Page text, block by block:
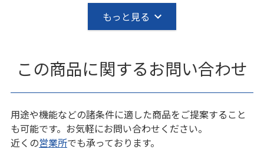
もっと見る
この商品に関するお問い合わせ
用途や機能などの諸条件に適した商品をご提案すること
も可能です。お気軽にお問い合わせください。
近くの営業所でも承っております。